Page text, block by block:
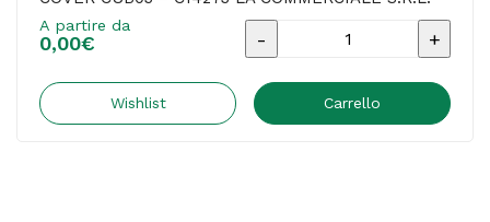
A partire da
0,00€
Materiale
-
Wishlist Carrello